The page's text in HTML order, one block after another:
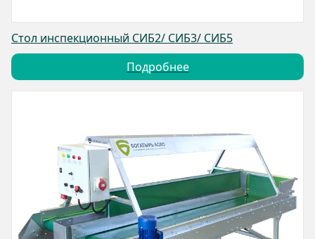
Стол инспекционный СИБ2/ СИБ3/ СИБ5
Подробнее